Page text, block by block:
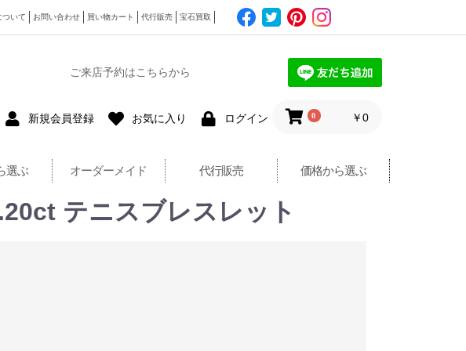
ついて お問い合わせ 買い物カート 代行販売 宝石買取
ご来店予約はこちらから
新規会員登録 お気に入り ログイン 0 ￥0
選ぶ オーダーメイド 代行販売 価格から選ぶ
テニスブレスレット